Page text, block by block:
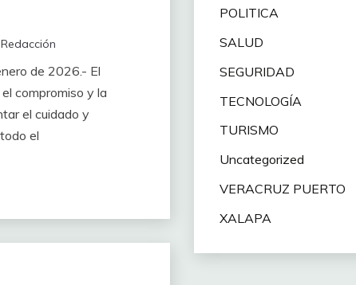
Redacción
de 2026.- El
compromiso y la
el cuidado y
el
POLITICA
SALUD
SEGURIDAD
TECNOLOGÍA
TURISMO
Uncategorized
VERACRUZ PUERTO
XALAPA